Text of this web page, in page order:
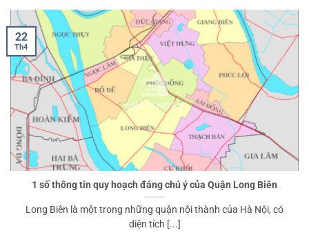
1 số thông tin quy hoạch đáng chú ý của Quận Long Biên
Long Biên là một trong những quận nội thành của Hà Nội, có
diện tích [...]
22
Th4